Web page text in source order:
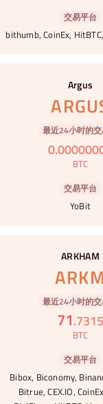
交易平台
bithumb, CoinEx,
Argus
最近24小时的
0.
BTC
交易平台
YoBit
ARKHAM
最近24小时的
71.7315
BTC
交易平台
Bibox, Biconomy,
Bitrue, CEX.IO,